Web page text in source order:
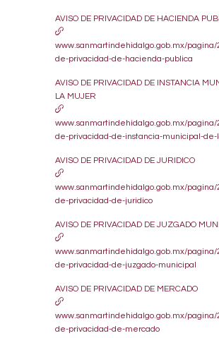
AVISO DE PRIVACIDAD DE HACIENDA
www.sanmartindehidalgo.gob.mx/pagina/
de-privacidad-de-hacienda-publica
AVISO DE PRIVACIDAD DE INSTANCIA
LA MUJER
www.sanmartindehidalgo.gob.mx/pagina/
de-privacidad-de-instancia-municipal-
AVISO DE PRIVACIDAD DE JURIDICO
www.sanmartindehidalgo.gob.mx/pagina/
de-privacidad-de-juridico
AVISO DE PRIVACIDAD DE JUZGADO
www.sanmartindehidalgo.gob.mx/pagina/
de-privacidad-de-juzgado-municipal
AVISO DE PRIVACIDAD DE MERCADO
www.sanmartindehidalgo.gob.mx/pagina/
de-privacidad-de-mercado